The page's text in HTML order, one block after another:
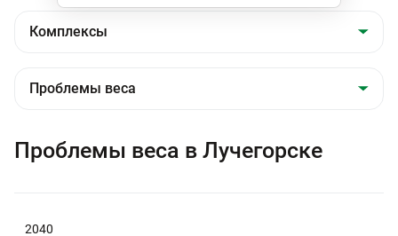
Проблемы веса в Лучегорске
2040